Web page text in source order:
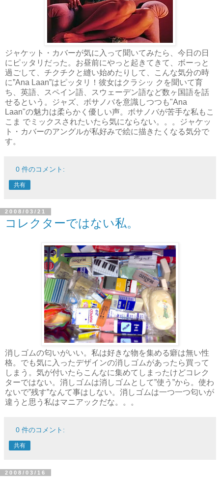
ジャケット・カバーが気に入って聞いてみたら、今日の日
にピッタリだった。お昼前にやっと起きてきて、ボーっと
過ごして、チクチクと縫い始めたりして、こんな気分の時
に”Ana Laan”はピッタリ！彼女はクラシッ クを聞いて育
ち、英語、スペイン語、スウェーデン語など数ヶ国語を話
せるという。ジャズ、ボサノバを意識しつつも"Ana
Laan"の魅力は柔らかく優しい声。ボサノバが苦手な私もこ
こま でミックスされたいたら気にならない。。。ジャケッ
ト・カバーのアングルが私好みで絵に描きたくなる気分で
す。
0 件のコメント:
共有
2008/03/21
コレクターではない私。
消しゴムの匂いがいい。私は好きな物を集める癖は無い性
格。でも気に入ったデザインの消しゴムがあったら買って
しまう。気が付いたらこんなに集めてしまったけどコレク
ターではない。消しゴムは消しゴムとして”使う”から。使わ
ないで”残す”なんて事はしない。消しゴムは一つ一つ匂いが
違うと思う私はマニアックだな。。。
0 件のコメント:
共有
2008/03/16